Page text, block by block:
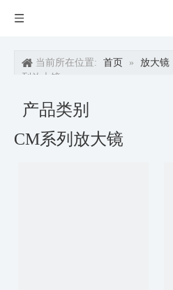
当前所在位置: 首页 » 放大镜
列放大镜
产品类别
CM系列放大镜